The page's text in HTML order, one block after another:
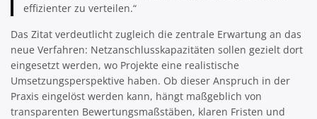
effizienter zu verteilen.“
Das Zitat verdeutlicht zugleich die zentrale Erwartung an das
neue Verfahren: Netzanschlusskapazitäten sollen gezielt dort
eingesetzt werden, wo Projekte eine realistische
Umsetzungsperspektive haben. Ob dieser Anspruch in der
Praxis eingelöst werden kann, hängt maßgeblich von
transparenten Bewertungsmaßstäben, klaren Fristen und